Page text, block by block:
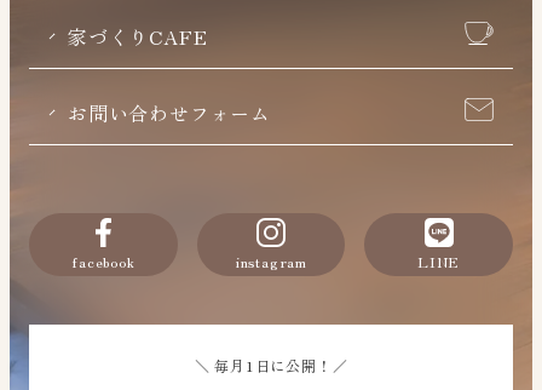
家づくりCAFE
お問い合わせフォーム
facebook instagram LINE
＼ 毎月1日に公開！／